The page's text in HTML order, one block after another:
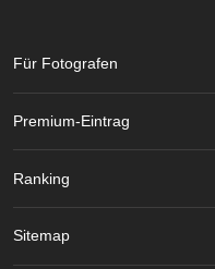
Für Fotografen
Premium-Eintrag
Ranking
Sitemap